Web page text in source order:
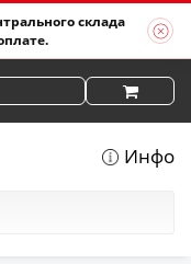
склада
Инфо